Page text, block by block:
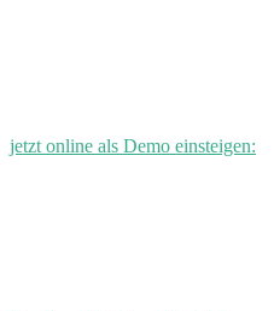
jetzt online als Demo einsteigen: